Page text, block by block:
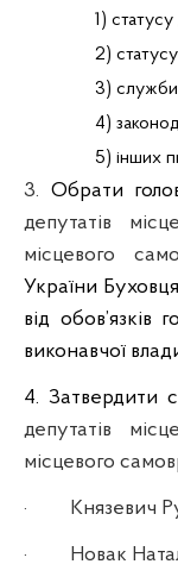
1)
2)
3)
4)
5) інших
3. Обрати
депутатів
місцевого
України
від обов’язків
виконавчої
4. Затвердити
депутатів
місцевого
· Князевич
· Новак